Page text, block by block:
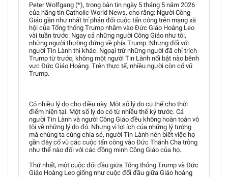
Peter Wolfgang (*), trong bản tin ngày 5 tháng 5 năm 2026
của hãng tin Catholic World News, cho rằng: Người Công
Giáo gần như nhất trí phản đối cuộc tấn công trên mạng xã
hội của Tổng thống Trump nhằm vào Đức Giáo Hoàng Leo
vài tuần trước. Ngay cả những người Công Giáo như tôi,
những người thường đứng về phía Trump. Nhưng đối với
người Tin Lành thì khác. Ngoại trừ những người đã chỉ trích
Trump từ trước, không một người Tin Lành nổi bật nào bênh
vực Đức Giáo Hoàng. Trên thực tế, nhiều người còn cổ vũ
Trump.
Có nhiều lý do cho điều này. Một số lý do cụ thể cho thời
điểm hiện tại. Một số lý do có từ nhiều thế kỷ trước. Cả
người Tin Lành và người Công Giáo đều không hoàn toàn vô
tội về những lý do đó. Nhưng vì lợi ích của những lý tưởng
mà chúng ta cùng chia sẻ, người Tin Lành nên biết việc họ
gần đây cổ vũ các cuộc tấn công vào Đức Thánh Cha trông
như thế nào đối với các đồng minh Công Giáo của họ.
Thứ nhất, một cuộc đối đầu giữa Tổng thống Trump và Đức
Giáo Hoàng Leo giống như cuộc đối đầu giữa Giáo hoàng